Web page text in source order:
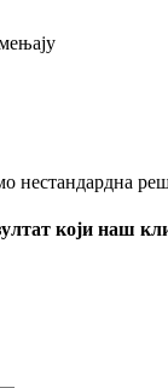
нестандардна
који наш